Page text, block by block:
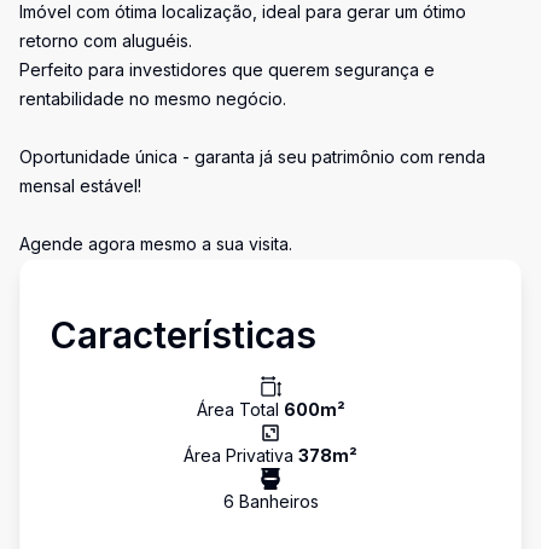
Imóvel com ótima localização, ideal para gerar um ótimo
retorno com aluguéis.
Perfeito para investidores que querem segurança e
rentabilidade no mesmo negócio.
Oportunidade única - garanta já seu patrimônio com renda
mensal estável!
Agende agora mesmo a sua visita.
Características
Área Total 600m²
Área Privativa 378m²
6 Banheiros